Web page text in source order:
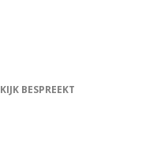
KIJK BESPREEKT